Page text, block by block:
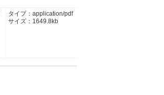
タイプ：application/pdf
サイズ：1649.8kb